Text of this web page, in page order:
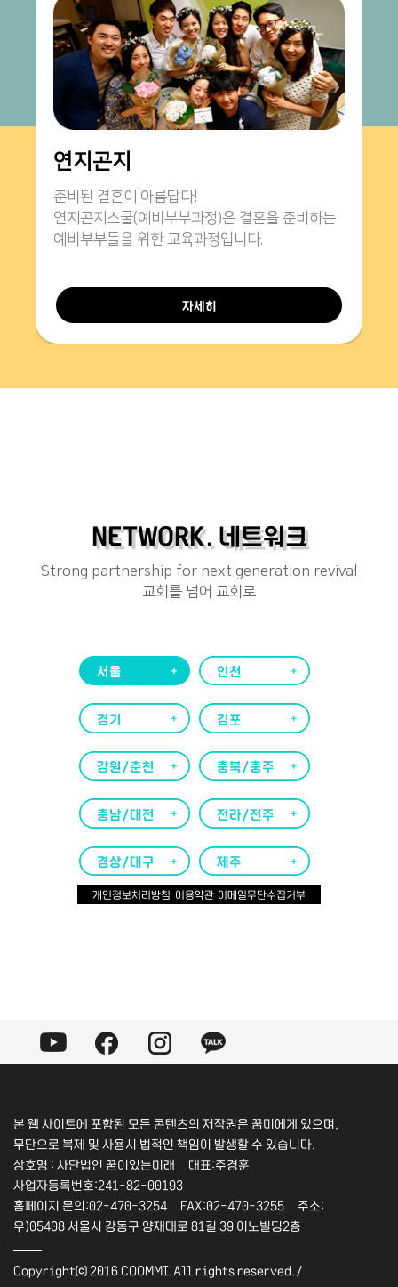
연지곤지
준비된 결혼이 아름답다!
연지곤지스쿨(예비부부과정)은 결혼을 준비하는
예비부부들을 위한 교육과정입니다.
자세히
NETWORK. 네트워크
Strong partnership for next generation revival
교회를 넘어 교회로
서울 인천
경기 김포
강원/춘천 충북/충주
충남/대전 전라/전주
경상/대구 제주
개인정보처리방침 이용약관 이메일무단수집거부
본 웹 사이트에 포함된 모든 콘텐츠의 저작권은 꿈미에게 있으며,
무단으로 복제 및 사용시 법적인 책임이 발생할 수 있습니다.
상호명 : 사단법인 꿈이있는미래 대표:주경훈
사업자등록번호:241-82-00193
홈페이지 문의:02-470-3254 FAX:02-470-3255 주소:
우)05408 서울시 강동구 양재대로 81길 39 이노빌딩2층
――
Copyright⒞ 2016 COOMMI.All rights reserved./